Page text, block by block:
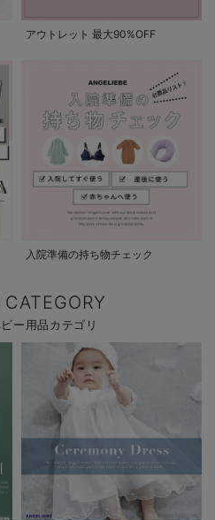
アウトレット 最大90%OFF
入院準備の持ち物チェック
ー用品カテゴリ